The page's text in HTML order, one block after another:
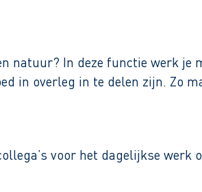
natuur? In deze functie werk je
in overleg in te delen zijn. Zo
voor het dagelijkse werk